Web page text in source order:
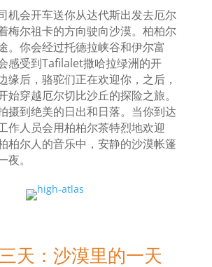
机会开车送你从达代斯出发去厄尔
梅尔祖卡的方向驶向沙漠。柏柏尔
。你会经过托德拉峡谷和伊尔富
感受到Tafilalet撒哈拉绿洲的开
缘后，骆驼们正在欢迎你，之后，
始穿越厄尔切比沙丘的探险之旅。
摄到绝美的日出和日落。当你到达
作人员会用柏柏尔茶特烈地欢迎
柏尔人的音乐中，安静的沙漠帐篷
。
天：沙漠里的一天